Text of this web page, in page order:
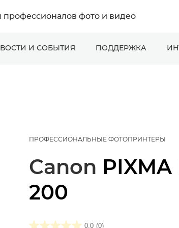
профессионалов фото и видео
И СОБЫТИЯ ПОДДЕРЖКА
ПРОФЕССИОНАЛЬНЫЕ ФОТОПРИНТЕРЫ
Canon PIXMA
200
0.0 (0)